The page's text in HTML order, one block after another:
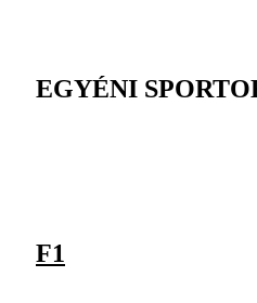
EGYÉNI
F1